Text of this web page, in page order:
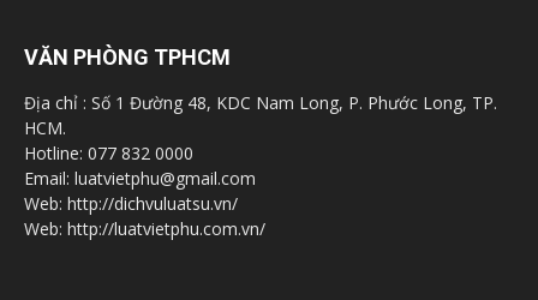
VĂN PHÒNG TPHCM
Địa chỉ : Số 1 Đường 48, KDC Nam Long, P. Phước Long, TP.
HCM.
Hotline: 077 832 0000
Email: luatvietphu@gmail.com
Web: http://dichvuluatsu.vn/
Web: http://luatvietphu.com.vn/